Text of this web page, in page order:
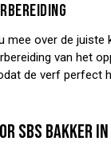
mee over de juiste
van het
de verf perfect
SBS BAKKER